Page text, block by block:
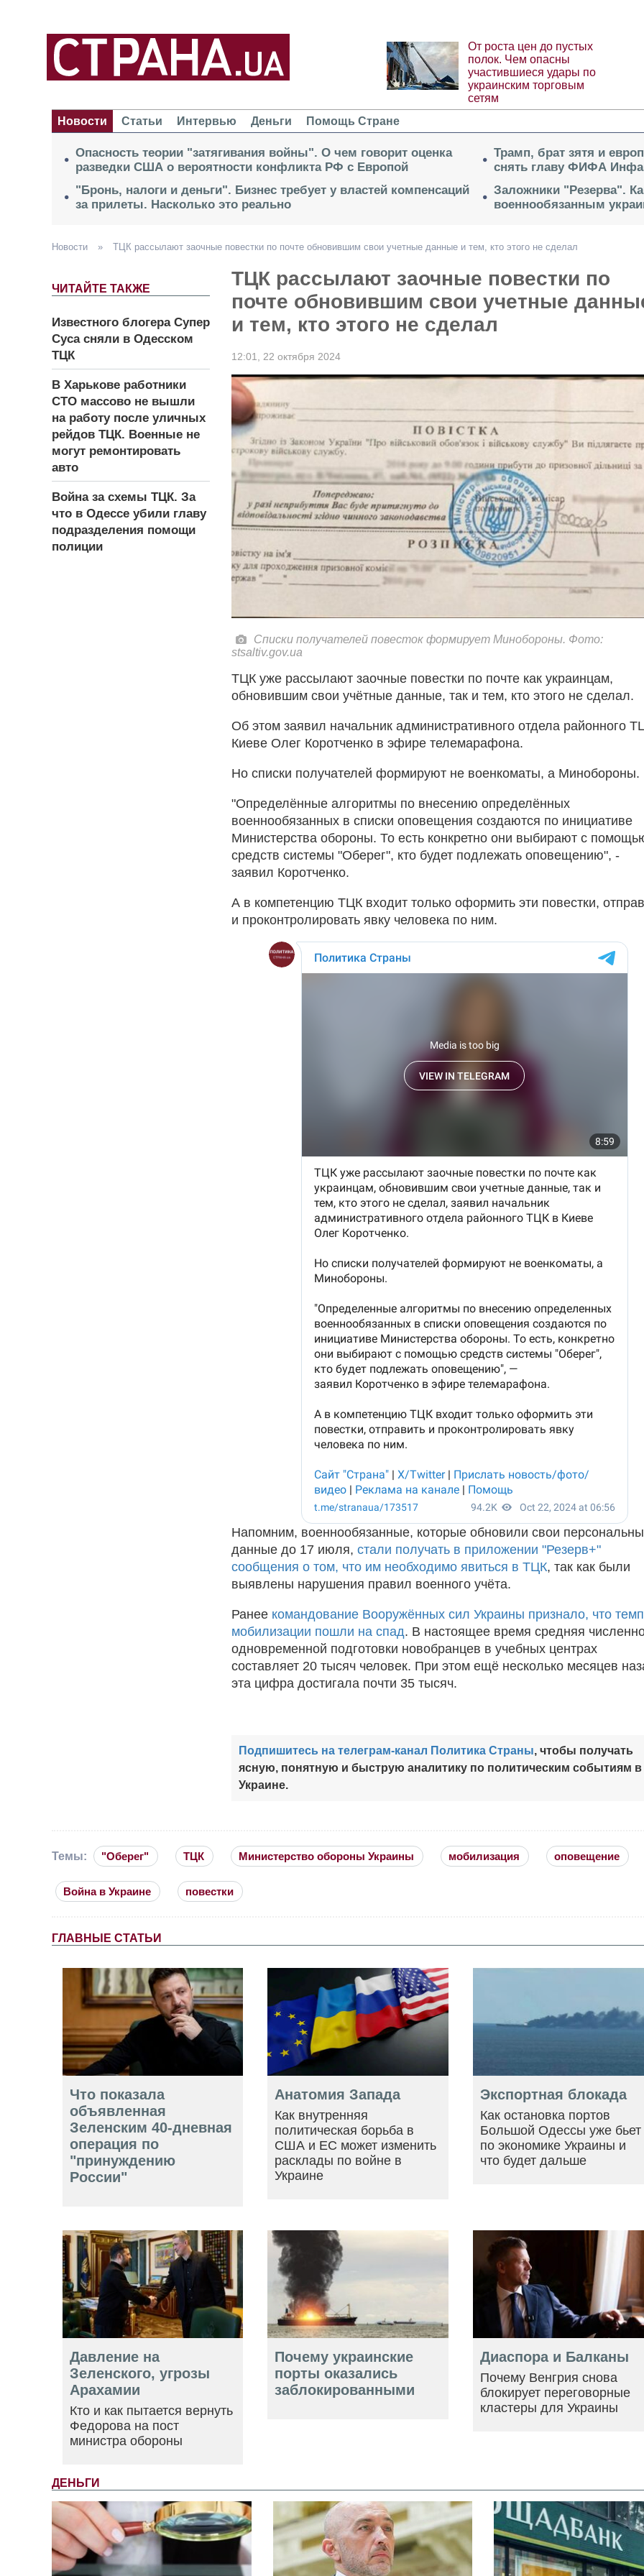
От роста цен до пустых
полок. Чем опасны
участившиеся удары по
украинским торговым
сетям
Новости
Статьи Интервью Деньги Помощь Стране
Опасность теории "затягивания войны". О чем говорит оценка
разведки США о вероятности конфликта РФ с Европой
"Бронь, налоги и деньги". Бизнес требует у властей компенсаций
за прилеты. Насколько это реально
Трамп, брат зятя и
снять главу ФИФА
Заложники "Резерва".
военнообязанным
Новости » ТЦК рассылают заочные повестки по почте обновившим свои учетные данные и тем, кто этого не сделал
ЧИТАЙТЕ ТАКЖЕ
Известного блогера Супер
Суса сняли в Одесском
ТЦК
В Харькове работники
СТО массово не вышли
на работу после уличных
рейдов ТЦК. Военные не
могут ремонтировать
авто
Война за схемы ТЦК. За
что в Одессе убили главу
подразделения помощи
полиции
ТЦК рассылают заочные повестки по
почте обновившим свои учетные
и тем, кто этого не сделал
12:01, 22 октября 2024
Списки получателей повесток формирует Минобороны. Фото:
stsaltiv.gov.ua
ТЦК уже рассылают заочные повестки по почте как украинцам,
обновившим свои учётные данные, так и тем, кто этого не сделал.
Об этом заявил начальник административного отдела районного
Киеве Олег Коротченко в эфире телемарафона.
Но списки получателей формируют не военкоматы, а Минобороны.
"Определённые алгоритмы по внесению определённых
военнообязанных в списки оповещения создаются по инициативе
Министерства обороны. То есть конкретно они выбирают с
средств системы "Оберег", кто будет подлежать оповещению", -
заявил Коротченко.
А в компетенцию ТЦК входит только оформить эти повестки,
и проконтролировать явку человека по ним.
Напомним, военнообязанные, которые обновили свои
данные до 17 июля, стали получать в приложении "Резерв+"
сообщения о том, что им необходимо явиться в ТЦК, так как были
выявлены нарушения правил военного учёта.
Ранее командование Вооружённых сил Украины признало, что
мобилизации пошли на спад. В настоящее время средняя
одновременной подготовки новобранцев в учебных центрах
составляет 20 тысяч человек. При этом ещё несколько месяцев
эта цифра достигала почти 35 тысяч.
Подпишитесь на телеграм-канал Политика Страны, чтобы получать
ясную, понятную и быструю аналитику по политическим событиям в
Украине.
Темы: "Оберег" ТЦК Министерство обороны Украины мобилизация оповещение
Война в Украине повестки
ГЛАВНЫЕ СТАТЬИ
Что показала
объявленная
Зеленским 40-дневная
операция по
"принуждению
России"
Анатомия Запада
Как внутренняя
политическая борьба в
США и ЕС может изменить
расклады по войне в
Украине
Экспортная блокада
Как остановка портов
Большой Одессы уже бьет
по экономике Украины и
что будет дальше
Давление на
Зеленского, угрозы
Арахамии
Кто и как пытается вернуть
Федорова на пост
министра обороны
Почему украинские
порты оказались
заблокированными
Диаспора и Балканы
Почему Венгрия снова
блокирует переговорные
кластеры для Украины
ДЕНЬГИ